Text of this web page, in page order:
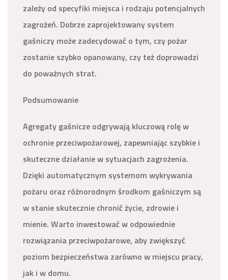
zależy od specyfiki miejsca i rodzaju potencjalnych
zagrożeń. Dobrze zaprojektowany system
gaśniczy może zadecydować o tym, czy pożar
zostanie szybko opanowany, czy też doprowadzi
do poważnych strat.
Podsumowanie
Agregaty gaśnicze odgrywają kluczową rolę w
ochronie przeciwpożarowej, zapewniając szybkie i
skuteczne działanie w sytuacjach zagrożenia.
Dzięki automatycznym systemom wykrywania
pożaru oraz różnorodnym środkom gaśniczym są
w stanie skutecznie chronić życie, zdrowie i
mienie. Warto inwestować w odpowiednie
rozwiązania przeciwpożarowe, aby zwiększyć
poziom bezpieczeństwa zarówno w miejscu pracy,
jak i w domu.